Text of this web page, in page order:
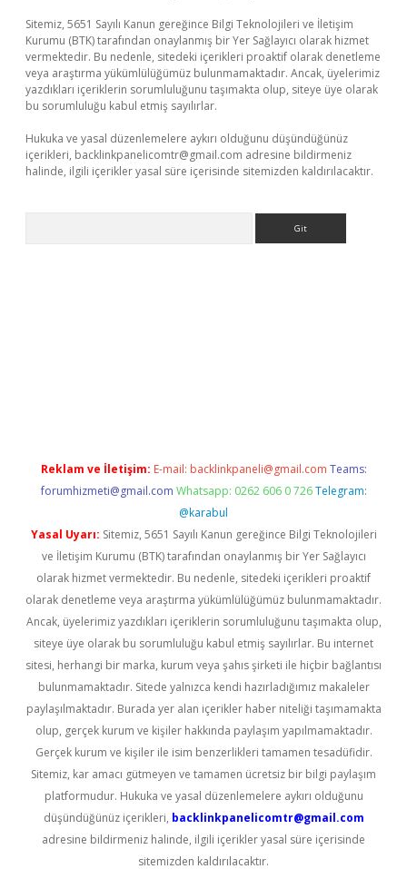
Sitemiz, 5651 Sayılı Kanun gereğince Bilgi Teknolojileri ve İletişim
Kurumu (BTK) tarafından onaylanmış bir Yer Sağlayıcı olarak hizmet
vermektedir. Bu nedenle, sitedeki içerikleri proaktif olarak denetleme
veya araştırma yükümlülüğümüz bulunmamaktadır. Ancak, üyelerimiz
yazdıkları içeriklerin sorumluluğunu taşımakta olup, siteye üye olarak
bu sorumluluğu kabul etmiş sayılırlar.
Hukuka ve yasal düzenlemelere aykırı olduğunu düşündüğünüz
içerikleri, backlinkpanelicomtr@gmail.com adresine bildirmeniz
halinde, ilgili içerikler yasal süre içerisinde sitemizden kaldırılacaktır.
Reklam ve İletişim: E-mail: backlinkpaneli@gmail.com Teams:
forumhizmeti@gmail.com Whatsapp: 0262 606 0 726 Telegram:
@karabul
Yasal Uyarı: Sitemiz, 5651 Sayılı Kanun gereğince Bilgi Teknolojileri
ve İletişim Kurumu (BTK) tarafından onaylanmış bir Yer Sağlayıcı
olarak hizmet vermektedir. Bu nedenle, sitedeki içerikleri proaktif
olarak denetleme veya araştırma yükümlülüğümüz bulunmamaktadır.
Ancak, üyelerimiz yazdıkları içeriklerin sorumluluğunu taşımakta olup,
siteye üye olarak bu sorumluluğu kabul etmiş sayılırlar. Bu internet
sitesi, herhangi bir marka, kurum veya şahıs şirketi ile hiçbir bağlantısı
bulunmamaktadır. Sitede yalnızca kendi hazırladığımız makaleler
paylaşılmaktadır. Burada yer alan içerikler haber niteliği taşımamakta
olup, gerçek kurum ve kişiler hakkında paylaşım yapılmamaktadır.
Gerçek kurum ve kişiler ile isim benzerlikleri tamamen tesadüfidir.
Sitemiz, kar amacı gütmeyen ve tamamen ücretsiz bir bilgi paylaşım
platformudur. Hukuka ve yasal düzenlemelere aykırı olduğunu
düşündüğünüz içerikleri, backlinkpanelicomtr@gmail.com
adresine bildirmeniz halinde, ilgili içerikler yasal süre içerisinde
sitemizden kaldırılacaktır.